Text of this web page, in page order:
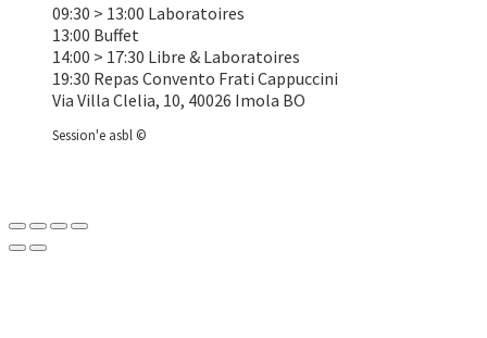
09:30 > 13:00 Laboratoires
13:00 Buffet
14:00 > 17:30 Libre & Laboratoires
19:30 Repas Convento Frati Cappuccini
Via Villa Clelia, 10, 40026 Imola BO
Session'e asbl ©